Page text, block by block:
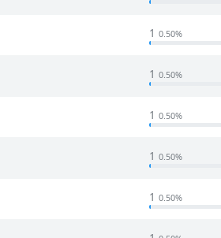
10.50%
10.50%
10.50%
10.50%
10.50%